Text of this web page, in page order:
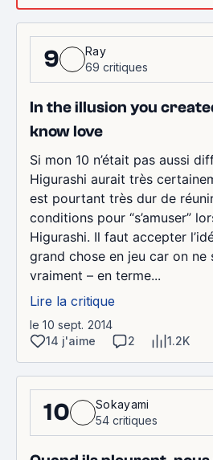
9
Ray
69 critiques
In the illusion you
know love
Si mon 10 n’était pas aussi
Higurashi aurait très
est pourtant très dur de
conditions pour “s’amuser”
Higurashi. Il faut accepter
grand chose en jeu car on ne
vraiment – en terme...
Lire la critique
le 10 sept. 2014
14 j'aime
2 1.2K
10
Sokayami
54 critiques